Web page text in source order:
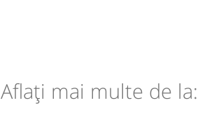
Aflaţi mai multe de la: